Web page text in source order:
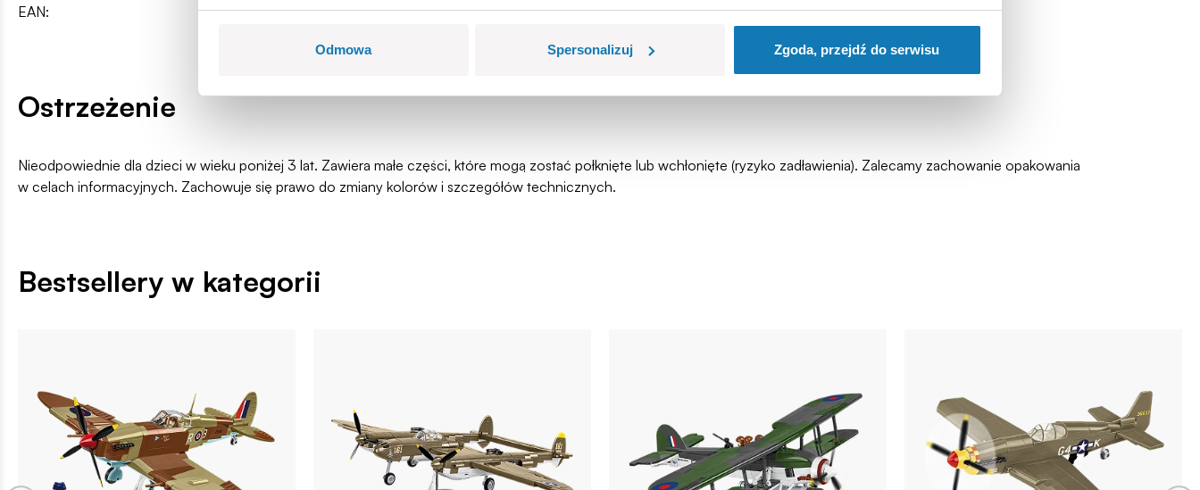
Odmowa Spersonalizuj Zgoda, przejdź do serwisu
EAN:
5902251058623
Ostrzeżenie
Nieodpowiednie dla dzieci w wieku poniżej 3 lat. Zawiera małe części, które mogą zostać połknięte lub wchłonięte (ryzyko zadławienia). Zalecamy zachowanie opakowania
w celach informacyjnych. Zachowuje się prawo do zmiany kolorów i szczegółów technicznych.
Bestsellery w kategorii